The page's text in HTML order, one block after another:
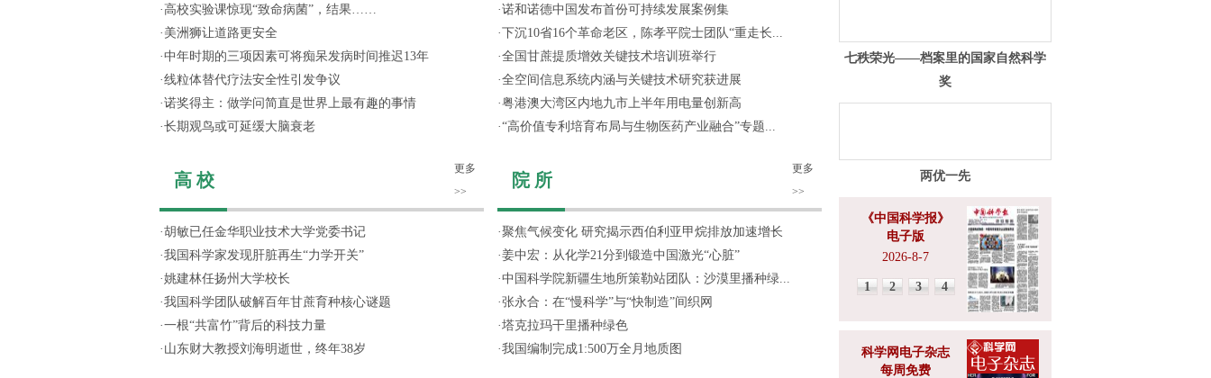
· 高校实验课惊现“致命病菌”，结果……
· 美洲狮让道路更安全
·中年时期的三项因素可将痴呆发病时间推迟13年
·线粒体替代疗法安全性引发争议
·诺奖得主：做学问简直是世界上最有趣的事情
·长期观鸟或可延缓大脑衰老
高 校
更多
>>
·胡敏已任金华职业技术大学党委书记
·我国科学家发现肝脏再生“力学开关”
·姚建林任扬州大学校长
·我国科学团队破解百年甘蔗育种核心谜题
·一根“共富竹”背后的科技力量
· 山东财大教授刘海明逝世，终年38岁
·诺和诺德中国发布首份可持续发展案例集
·下沉10省16个革命老区，陈孝平院士团队“重走长...
·全国甘蔗提质增效关键技术培训班举行
·全空间信息系统内涵与关键技术研究获进展
·粤港澳大湾区内地九市上半年用电量创新高
·“高价值专利培育布局与生物医药产业融合”专题...
院 所
更多
>>
·聚焦气候变化 研究揭示西伯利亚甲烷排放加速增长
·姜中宏：从化学21分到锻造中国激光“心脏”
·中国科学院新疆生地所策勒站团队：沙漠里播种绿...
·张永合：在“慢科学”与“快制造”间织网
·塔克拉玛干里播种绿色
·我国编制完成1:500万全月地质图
七秩荣光——档案里的国家自然科学
奖
两优一先
《中国科学报》
电子版
2026-8-7
1 2 3 4
科学网电子杂志
每周免费